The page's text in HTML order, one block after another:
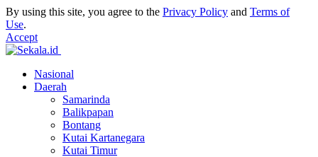
By using this site, you agree to the Privacy Policy and Terms of
Use.
Accept
Nasional
Daerah
Samarinda
Balikpapan
Bontang
Kutai Kartanegara
Kutai Timur